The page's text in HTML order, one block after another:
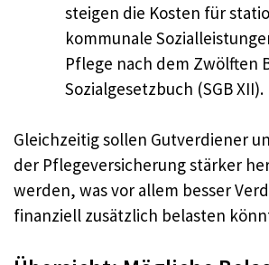
steigen die Kosten für
kommunale
Pflege nach dem Zwölften
Sozialgesetzbuch (SGB XII).
Gleichzeitig sollen Gutverdiener
der Pflegeversicherung stärker
werden, was vor allem besser
finanziell zusätzlich belasten